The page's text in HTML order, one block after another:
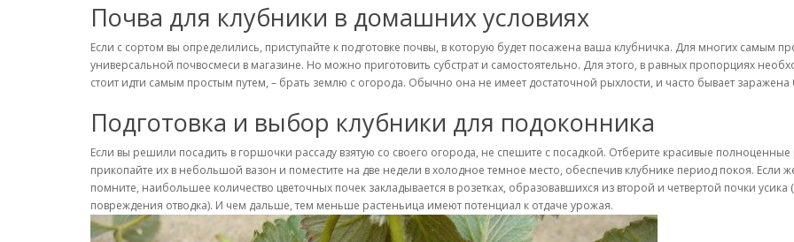
Почва для клубники в домашних условиях
Если с сортом вы определились, приступайте к подготовке почвы, в которую будет посажена ваша клубничка. Для многих самым
универсальной почвосмеси в магазине. Но можно приготовить субстрат и самостоятельно. Для этого, в равных пропорциях
стоит идти самым простым путем, – брать землю с огорода. Обычно она не имеет достаточной рыхлости, и часто бывает
Подготовка и выбор клубники для подоконника
Если вы решили посадить в горшочки рассаду взятую со своего огорода, не спешите с посадкой. Отберите красивые
прикопайте их в небольшой вазон и поместите на две недели в холодное темное место, обеспечив клубнике период покоя. Если
помните, наибольшее количество цветочных почек закладывается в розетках, образовавшихся из второй и четвертой почки
повреждения отводка). И чем дальше, тем меньше растеньица имеют потенциал к отдаче урожая.